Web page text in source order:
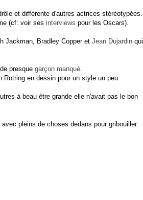
et différente d'autres actrices stéréotypées.
(cf: voir ses interviews pour les Oscars).
Jackman, Bradley Copper et Jean Dujardin qui
presque garçon manqué.
en dessin pour un style un peu
à beau être grande elle n'avait pas le bon
avec pleins de choses dedans pour gribouiller.